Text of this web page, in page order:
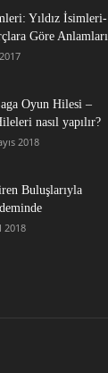
Yıldız İsimleri-
Göre Anlamları
Oyun Hilesi –
nasıl yapılır?
2018
Buluşlarıyla
2018